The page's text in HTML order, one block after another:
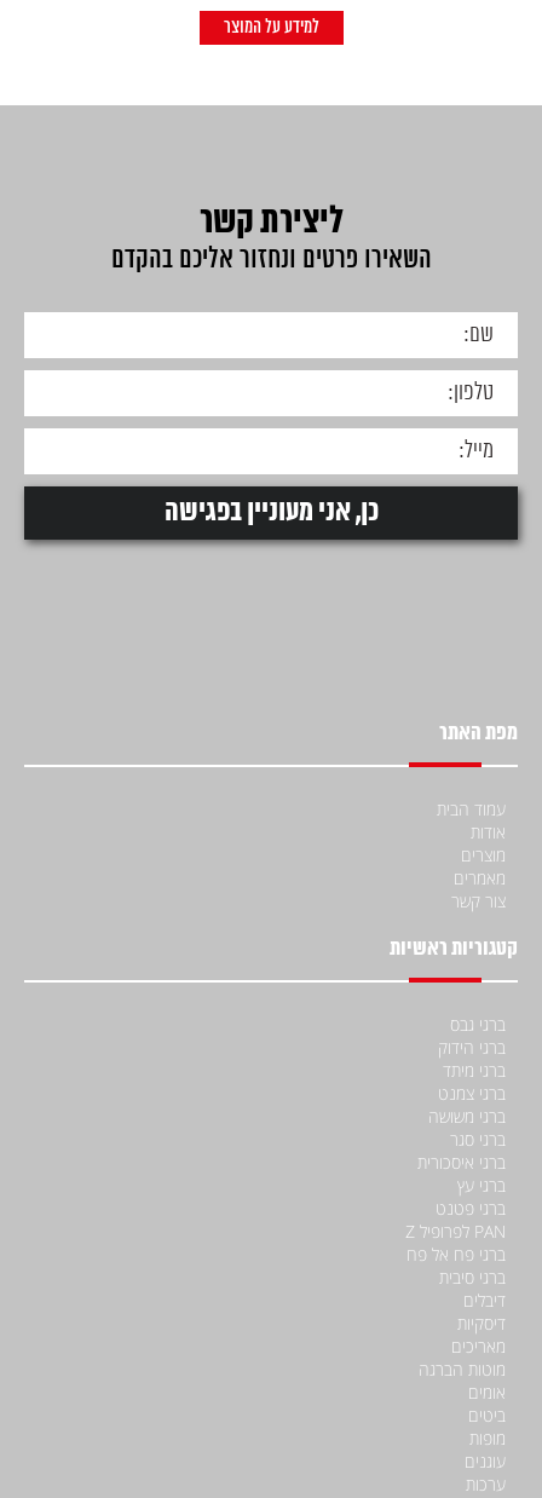
למידע על המוצר
ליצירת קשר
השאירו פרטים ונחזור אליכם בהקדם
מפת האתר
עמוד הבית
אודות
מוצרים
מאמרים
צור קשר
קטגוריות ראשיות
ברגי גבס
ברגי הידוק
ברגי מיתד
ברגי צמנט
ברגי משושה
ברגי סגר
ברגי איסכורית
ברגי עץ
ברגי פטנט
PAN לפרופיל Z
ברגי פח אל פח
ברגי סיבית
דיבלים
דיסקיות
מאריכים
מוטות הברגה
אומים
ביטים
מופות
עוגנים
ערכות